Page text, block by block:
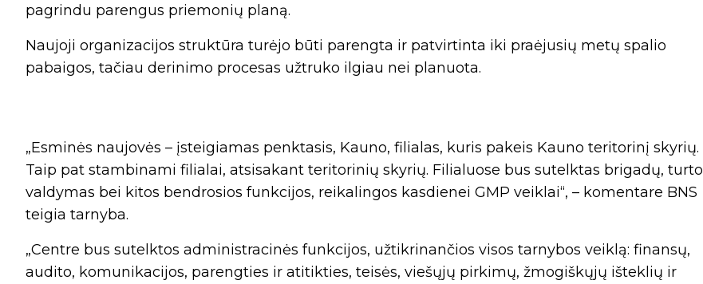
pagrindu parengus priemonių planą.
Naujoji organizacijos struktūra turėjo būti parengta ir patvirtinta iki praėjusių metų spalio
pabaigos, tačiau derinimo procesas užtruko ilgiau nei planuota.
„Esminės naujovės – įsteigiamas penktasis, Kauno, filialas, kuris pakeis Kauno teritorinį skyrių.
Taip pat stambinami filialai, atsisakant teritorinių skyrių. Filialuose bus sutelktas brigadų, turto
valdymas bei kitos bendrosios funkcijos, reikalingos kasdienei GMP veiklai“, – komentare BNS
teigia tarnyba.
„Centre bus sutelktos administracinės funkcijos, užtikrinančios visos tarnybos veiklą: finansų,
audito, komunikacijos, parengties ir atitikties, teisės, viešųjų pirkimų, žmogiškųjų išteklių ir